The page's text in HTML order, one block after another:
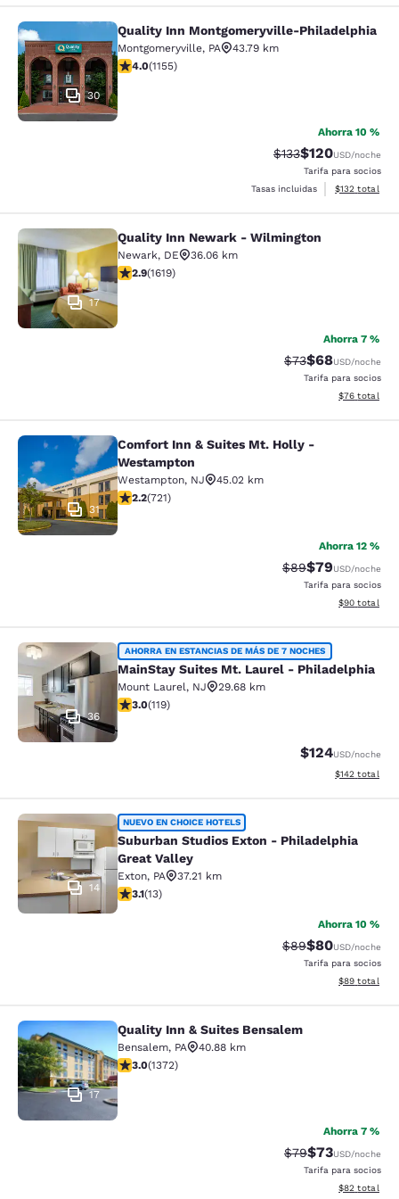
Quality Inn Montgomeryville-
30
Quality Inn Montgomeryville-Philadelphia
Montgomeryville, PA
43.79 km
Calificación de 4.03 estrellas. Muy bueno. 1155
4.0(1155)
Ahorra 10 %
Tarifa tachada:
$133Tarifa reducida:
$120USD/noche
Tarifa para socios
Tasas incluidas
Ver detalles
$132 total
Quality Inn Newark - Wilmington
17
Quality Inn Newark - Wilmington
Newark, DE
36.06 km
Calificación de 2.86 estrellas. Razonable. 1619 reseñas
2.9(1619)
Ahorra 7 %
Tarifa tachada:
$73Tarifa
$68USD/noche
Tarifa para socios
Ver detalles
$76 total
Comfort Inn & Suites Mt. Holly -
31
Comfort Inn & Suites Mt. Holly -
Westampton
Westampton, NJ
45.02 km
Calificación de 2.22 estrellas. Razonable. 721 reseñas
2.2(721)
Ahorra 12 %
Tarifa tachada:
$89Tarifa
$79USD/noche
Tarifa para socios
Ver detalles
$90 total
MainStay Suites Mt. Laurel -
36
AHORRA EN ESTANCIAS DE MÁS DE 7 NOCHES
MainStay Suites Mt. Laurel - Philadelphia
Mount Laurel, NJ
29.68 km
Calificación de 2.97 estrellas. Razonable. 119 reseñas
3.0(119)
$124USD/noche
Ver detalles
$142 total
Suburban Studios Exton -
14
NUEVO EN CHOICE HOTELS
Suburban Studios Exton - Philadelphia
Great Valley
Exton, PA
37.21 km
Calificación de 3.08 estrellas. Razonable. 13 reseñas
3.1(13)
Ahorra 10 %
Tarifa tachada:
$89Tarifa
$80USD/noche
Tarifa para socios
Ver detalles
$89 total
Quality Inn & Suites Bensalem
17
Quality Inn & Suites Bensalem
Bensalem, PA
40.88 km
Calificación de 3.03 estrellas. Razonable. 1372
3.0(1372)
Ahorra 7 %
Tarifa tachada:
$79Tarifa
$73USD/noche
Tarifa para socios
Ver detalles
$82 total